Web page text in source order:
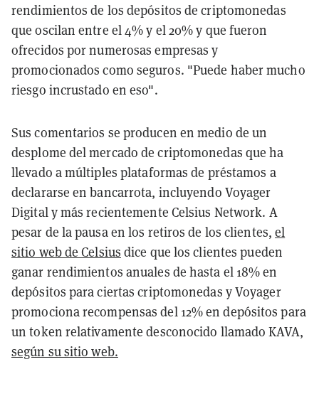
rendimientos de los depósitos de criptomonedas
que oscilan entre el 4% y el 20% y que fueron
ofrecidos por numerosas empresas y
promocionados como seguros. "Puede haber mucho
riesgo incrustado en eso".
Sus comentarios se producen en medio de un
desplome del mercado de criptomonedas que ha
llevado a múltiples plataformas de préstamos a
declararse en bancarrota, incluyendo Voyager
Digital y más recientemente Celsius Network. A
pesar de la pausa en los retiros de los clientes,el
sitio web de Celsius dice que los clientes pueden
ganar rendimientos anuales de hasta el 18% en
depósitos para ciertas criptomonedas y Voyager
promociona recompensas del 12% en depósitos para
un token relativamente desconocido llamado KAVA,
según su sitio web.